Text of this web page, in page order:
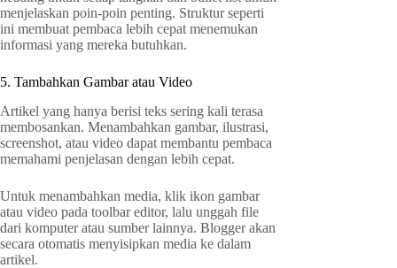
menjelaskan poin-poin penting. Struktur seperti
ini membuat pembaca lebih cepat menemukan
informasi yang mereka butuhkan.
5. Tambahkan Gambar atau Video
Artikel yang hanya berisi teks sering kali terasa
membosankan. Menambahkan gambar, ilustrasi,
screenshot, atau video dapat membantu pembaca
memahami penjelasan dengan lebih cepat.
Untuk menambahkan media, klik ikon gambar
atau video pada toolbar editor, lalu unggah file
dari komputer atau sumber lainnya. Blogger akan
secara otomatis menyisipkan media ke dalam
artikel.